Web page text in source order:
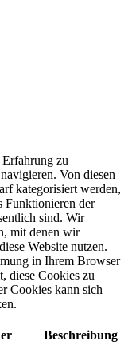
zu
Von diesen
kategorisiert werden,
Funktionieren der
sind. Wir
mit denen wir
Website nutzen.
in Ihrem Browser
diese Cookies zu
Cookies kann sich
Beschreibung